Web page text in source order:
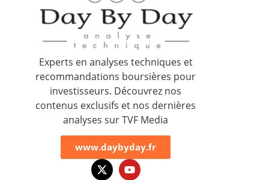
Experts en analyses techniques et
recommandations boursières pour
investisseurs. Découvrez nos
contenus exclusifs et nos dernières
analyses sur TVF Media
www.daybyday.fr